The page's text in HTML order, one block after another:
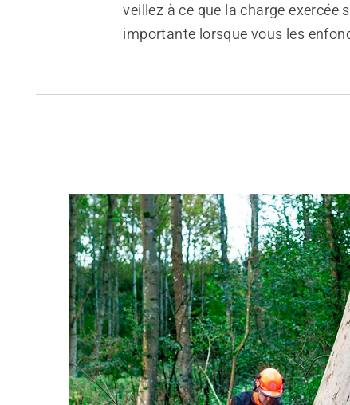
veillez à ce que la charge exercée
importante lorsque vous les